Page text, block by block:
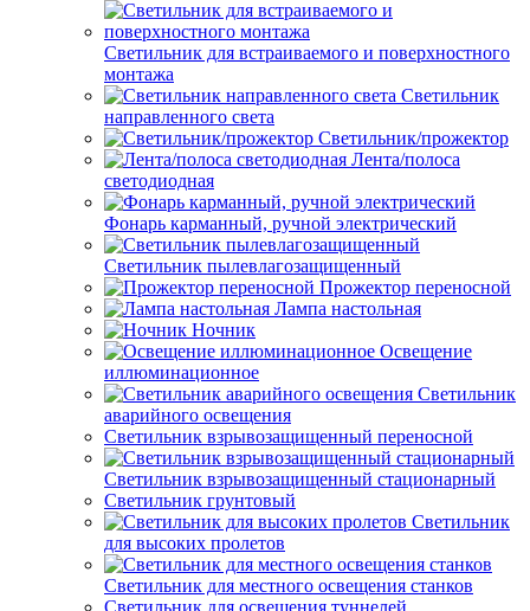
Светильник для встраиваемого и поверхностного
монтажа
Светильник
направленного света
Светильник/прожектор
Лента/полоса
светодиодная
Фонарь карманный, ручной электрический
Светильник пылевлагозащищенный
Прожектор переносной
Лампа настольная
Ночник
Освещение
иллюминационное
Светильник
аварийного освещения
Светильник взрывозащищенный переносной
Светильник взрывозащищенный стационарный
Светильник грунтовый
Светильник
для высоких пролетов
Светильник для местного освещения станков
Светильник для освещения туннелей